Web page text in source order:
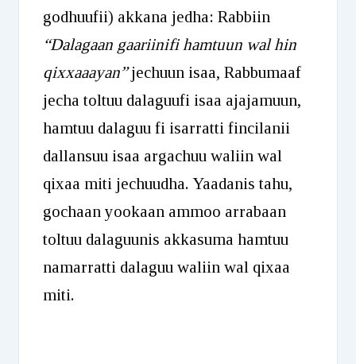
godhuufii) akkana jedha: Rabbiin
“Dalagaan gaariinifi hamtuun wal hin
qixxaaayan”jechuun isaa, Rabbumaaf
jecha toltuu dalaguufi isaa ajajamuun,
hamtuu dalaguu fi isarratti fincilanii
dallansuu isaa argachuu waliin wal
qixaa miti jechuudha. Yaadanis tahu,
gochaan yookaan ammoo arrabaan
toltuu dalaguunis akkasuma hamtuu
namarratti dalaguu waliin wal qixaa
miti.